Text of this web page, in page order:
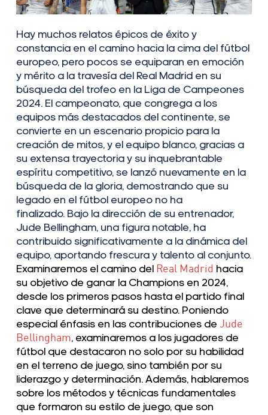
Hay muchos relatos épicos de éxito y
constancia en el camino hacia la cima del fútbol
europeo, pero pocos se equiparan en emoción
y mérito a la travesía del Real Madrid en su
búsqueda del trofeo en la Liga de Campeones
2024. El campeonato, que congrega a los
equipos más destacados del continente, se
convierte en un escenario propicio para la
creación de mitos, y el equipo blanco, gracias a
su extensa trayectoria y su inquebrantable
espíritu competitivo, se lanzó nuevamente en la
búsqueda de la gloria, demostrando que su
legado en el fútbol europeo no ha
finalizado. Bajo la dirección de su entrenador,
Jude Bellingham, una figura notable, ha
contribuido significativamente a la dinámica del
equipo, aportando frescura y talento al conjunto.
Examinaremos el camino del Real Madrid hacia
su objetivo de ganar la Champions en 2024,
desde los primeros pasos hasta el partido final
clave que determinará su destino. Poniendo
especial énfasis en las contribuciones deJude
Bellingham, examinaremos a los jugadores de
fútbol que destacaron no solo por su habilidad
en el terreno de juego, sino también por su
liderazgo y determinación. Además, hablaremos
sobre los métodos y técnicas fundamentales
que formaron su estilo de juego, que son